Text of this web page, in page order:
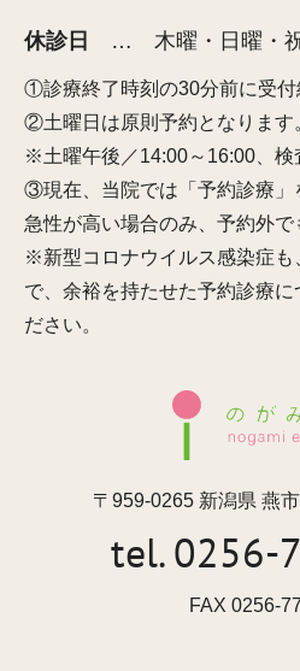
休診日 … 木曜・日曜・
①診療終了時刻の30分前に受付
②土曜日は原則予約となります
※土曜午後／14:00～16:00、検
③現在、当院では「予約診療」
急性が高い場合のみ、予約外で
※新型コロナウイルス感染症も
で、余裕を持たせた予約診療に
ださい。
〒959-0265 新潟県 燕
tel.0256-
FAX 0256-